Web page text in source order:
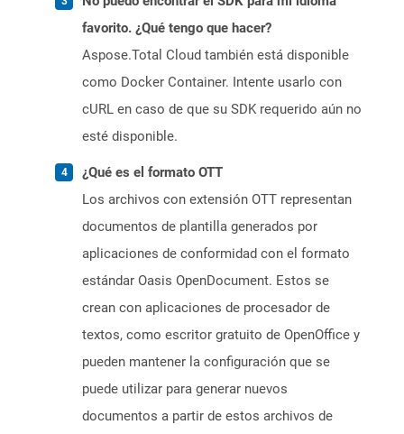
favorito. ¿Qué tengo que hacer?
Aspose.Total Cloud también está disponible
como Docker Container. Intente usarlo con
cURL en caso de que su SDK requerido aún no
esté disponible.
¿Qué es el formato OTT
Los archivos con extensión OTT representan
documentos de plantilla generados por
aplicaciones de conformidad con el formato
estándar Oasis OpenDocument. Estos se
crean con aplicaciones de procesador de
textos, como escritor gratuito de OpenOffice y
pueden mantener la configuración que se
puede utilizar para generar nuevos
documentos a partir de estos archivos de